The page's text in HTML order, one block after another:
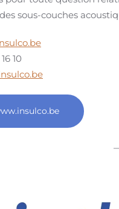
sous-couches
10